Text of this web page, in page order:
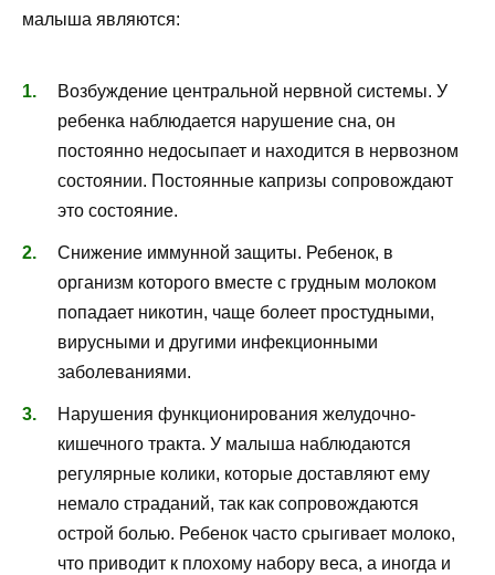
малыша являются:
Возбуждение центральной нервной системы. У
ребенка наблюдается нарушение сна, он
постоянно недосыпает и находится в нервозном
состоянии. Постоянные капризы сопровождают
это состояние.
Снижение иммунной защиты. Ребенок, в
организм которого вместе с грудным молоком
попадает никотин, чаще болеет простудными,
вирусными и другими инфекционными
заболеваниями.
Нарушения функционирования желудочно-
кишечного тракта. У малыша наблюдаются
регулярные колики, которые доставляют ему
немало страданий, так как сопровождаются
острой болью. Ребенок часто срыгивает молоко,
что приводит к плохому набору веса, а иногда и